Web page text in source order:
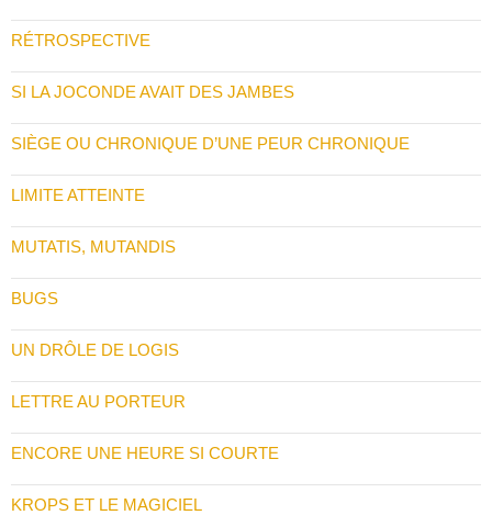
RÉTROSPECTIVE
SI LA JOCONDE AVAIT DES JAMBES
SIÈGE OU CHRONIQUE D’UNE PEUR CHRONIQUE
LIMITE ATTEINTE
MUTATIS, MUTANDIS
BUGS
UN DRÔLE DE LOGIS
LETTRE AU PORTEUR
ENCORE UNE HEURE SI COURTE
KROPS ET LE MAGICIEL